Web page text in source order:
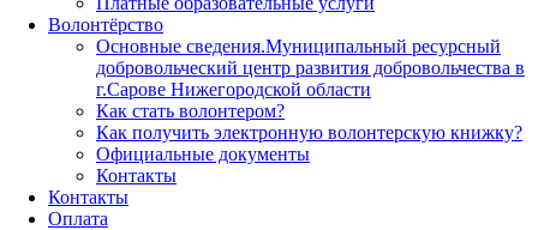
Волонтёрство
Основные сведения.Муниципальный ресурсный
добровольческий центр развития добровольчества в
г.Сарове Нижегородской области
Как стать волонтером?
Как получить электронную волонтерскую книжку?
Официальные документы
Контакты
Контакты
Оплата